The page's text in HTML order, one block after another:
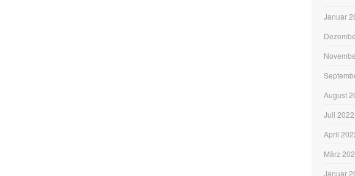
Januar
August
Juli 2022
April
März
Januar